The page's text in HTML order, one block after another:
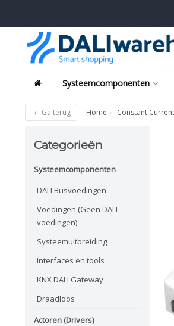
Systeemcomponenten
Ga terug Home Constant
Categorieën
Systeemcomponenten
DALI Busvoedingen
Voedingen (Geen DALI
voedingen)
Systeemuitbreiding
Interfaces en tools
KNX DALI Gateway
Draadloos
Actoren (Drivers)